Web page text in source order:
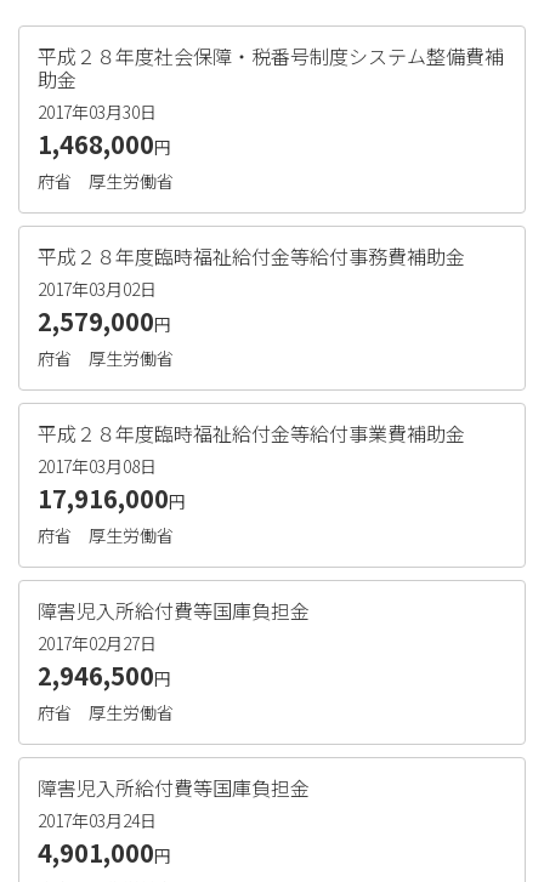
平成２８年度社会保障・税番号制度システム整備費補
助金
2017年03月30日
1,468,000円
府省
厚生労働省
平成２８年度臨時福祉給付金等給付事務費補助金
2017年03月02日
2,579,000円
府省
厚生労働省
平成２８年度臨時福祉給付金等給付事業費補助金
2017年03月08日
17,916,000円
府省
厚生労働省
障害児入所給付費等国庫負担金
2017年02月27日
2,946,500円
府省
厚生労働省
障害児入所給付費等国庫負担金
2017年03月24日
4,901,000円